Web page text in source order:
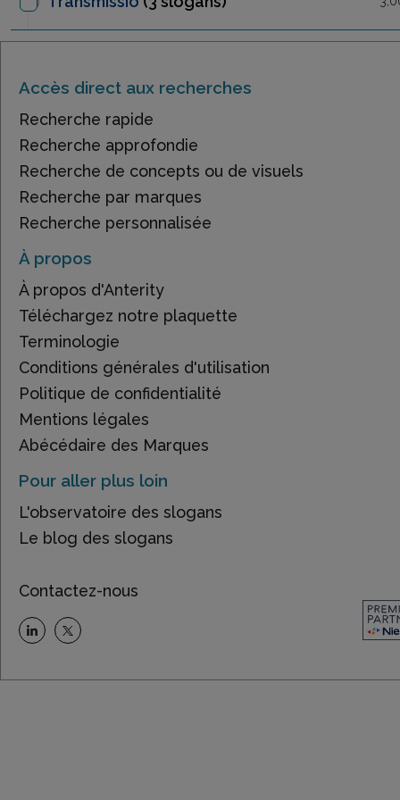
Accès direct aux recherches
Recherche rapide
Recherche approfondie
Recherche de concepts ou de visuels
Recherche par marques
Recherche personnalisée
À propos
À propos d'Anterity
Téléchargez notre plaquette
Terminologie
Conditions générales d'utilisation
Politique de confidentialité
Mentions légales
Abécédaire des Marques
Pour aller plus loin
L'observatoire des slogans
Le blog des slogans
Contactez-nous